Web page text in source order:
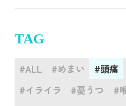
TAG
#ALL #めまい #頭痛
#イライラ
#憂うつ
#